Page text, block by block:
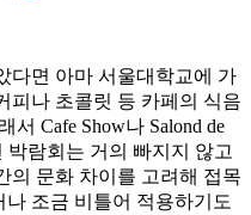
다면 아마 서울대학교에 가
피나 초콜릿 등 카페의 식음
Cafe Show나 Salond de
박람회는 거의 빠지지 않고
의 문화 차이를 고려해 접목
조금 비틀어 적용하기도